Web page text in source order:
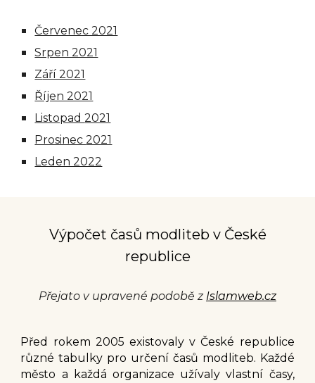
Červenec 2021
Srpen 2021
Září 2021
Říjen 2021
Listopad2021
Prosinec2021
Leden 2022
Výpočet časů modliteb v České
republice
Přejato v upravené podobě z Islamweb.cz
Před rokem 2005 existovaly v České republice
různé tabulky pro určení časů modliteb. Každé
město a každá organizace užívaly vlastní časy,